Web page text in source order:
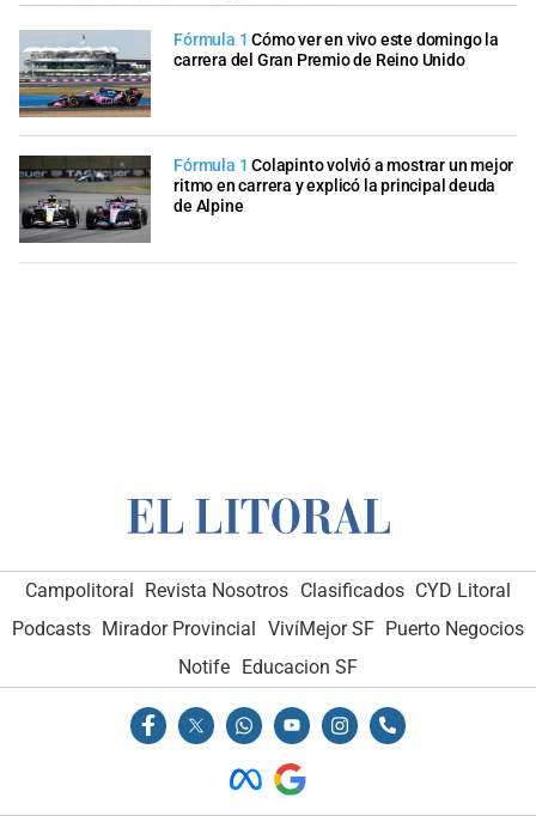
Fórmula 1 Cómo ver en vivo este domingo la
carrera del Gran Premio de Reino Unido
Fórmula 1 Colapinto volvió a mostrar un mejor
ritmo en carrera y explicó la principal deuda
de Alpine
Campolitoral Revista Nosotros Clasificados CYD Litoral
Podcasts Mirador Provincial VivíMejor SF Puerto Negocios
Notife
Educacion SF